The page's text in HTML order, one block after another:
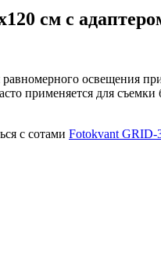
см с
освещения
применяется для
с сотами Fotokvant GRID-